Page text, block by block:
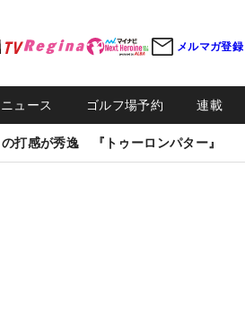
メルマガ登録
ュース ゴルフ場予約 連載
打感が秀逸 『トゥーロンパター』